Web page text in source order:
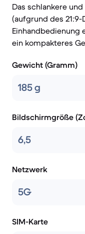
Das schlankere
(aufgrund des
Einhandbedienung
ein kompakteres
Gewicht (Gramm)
185 g
Bildschirmgröße
6,5
Netzwerk
5G
SIM-Karte